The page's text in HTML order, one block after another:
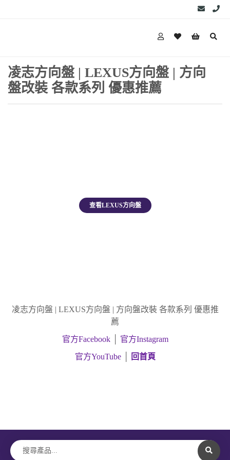
凌志方向盤 | LEXUS方向盤 | 方向
盤改裝 各款系列 優惠推薦
查看LEXUS方向盤
凌志方向盤 | LEXUS方向盤 | 方向盤改裝 各款系列 優惠推
薦
官方Facebook│ 官方Instagram
官方YouTube│ 回首頁